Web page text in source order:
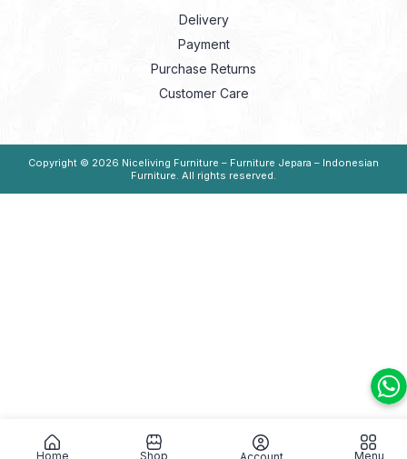
Delivery
Payment
Purchase Returns
Customer Care
Copyright © 2026 Niceliving Furniture – Furniture Jepara – Indonesian
Furniture. All rights reserved.
Home Shop Account Menu